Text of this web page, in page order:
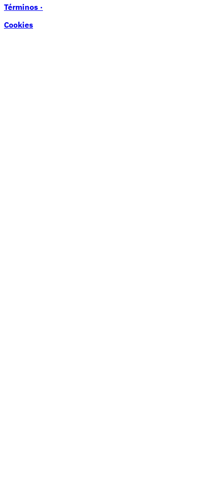
Términos ·
Cookies